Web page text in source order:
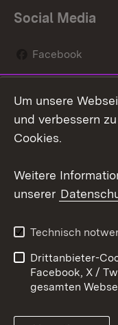
Social Media
Facebook
Social Wall
Youtube
Kontakt
Barrierefreiheit
Impressum
Um unsere
und verbessern
Cookies.
Weitere
unserer
Technisch
Drittanbieter-
Facebook, X /
gesamten